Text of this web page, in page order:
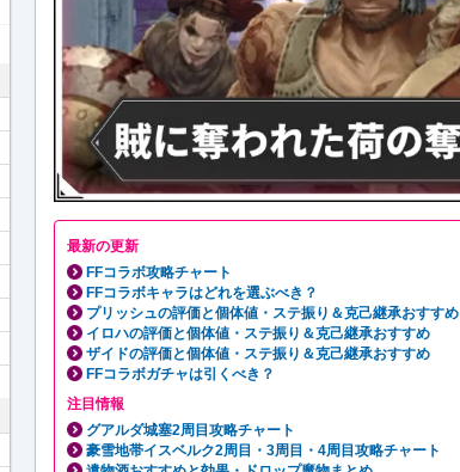
最新の更新
FFコラボ攻略チャート
FFコラボキャラはどれを選ぶべき？
プリッシュの評価と個体値・ステ振り＆克己継承おすすめ
イロハの評価と個体値・ステ振り＆克己継承おすすめ
ザイドの評価と個体値・ステ振り＆克己継承おすすめ
FFコラボガチャは引くべき？
注目情報
グアルダ城塞2周目攻略チャート
豪雪地帯イスベルク2周目・3周目・4周目攻略チャート